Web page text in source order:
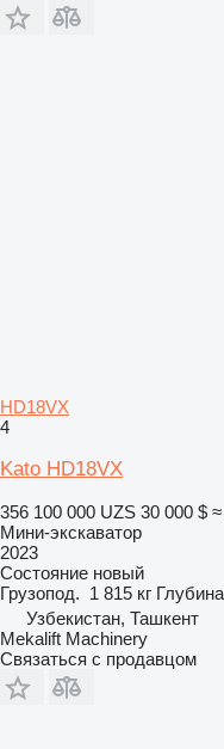
HD18VX
4
Kato HD18VX
356 100 000 UZS 30 000 $
Мини-экскаватор
2023
Состояние новый
Грузопод. 1 815 кг
Узбекистан, Ташкент
Mekalift Machinery
Связаться с продавцом